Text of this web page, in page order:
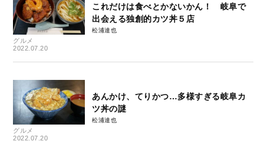
グルメ
2022.07.20
これだけは食べとかないかん！ 岐阜で
出会える独創的カツ丼５店
松浦達也
グルメ
2022.07.20
あんかけ、てりかつ…多様すぎる岐阜カ
ツ丼の謎
松浦達也